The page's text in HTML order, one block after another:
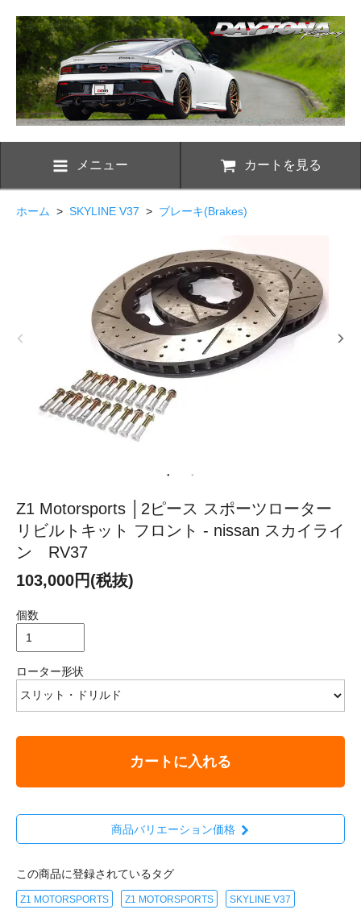
メニュー カートを見る
ホーム > SKYLINE V37 > ブレーキ(Brakes)
Z1 Motorsports │2ピース スポーツローター
リビルトキット フロント - nissan スカイライ
ン RV37
103,000円(税抜)
個数
ローター形状
カートに入れる
商品バリエーション価格
この商品に登録されているタグ
Z1 MOTORSPORTS Z1 MOTORSPORTS SKYLINE V37